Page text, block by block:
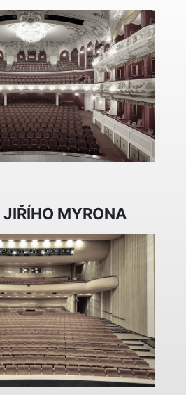
JIŘÍHO MYRONA